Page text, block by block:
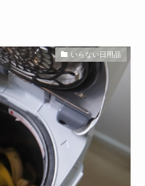
いらない日用品